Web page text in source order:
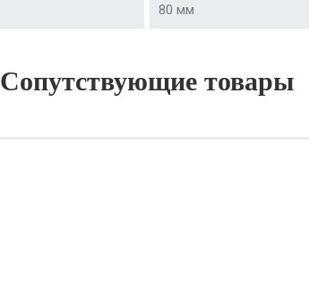
80 мм
Сопутствующие товары